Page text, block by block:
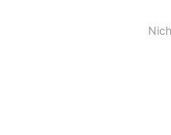
Diese Pläne erfordern